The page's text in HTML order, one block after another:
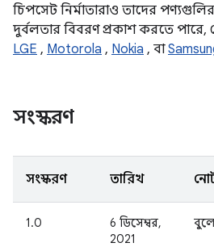
চিপসেট নির্মাতারাও তাদের পণ্যগুলির
দুর্বলতার বিবরণ প্রকাশ করতে পারে,
LGE , Motorola , Nokia , বা
সংস্করণ
সংস্করণ তারিখ
1.0
6 ডিসেম্বর,
2021